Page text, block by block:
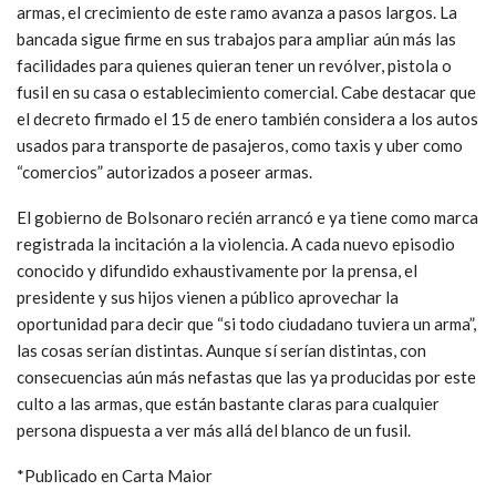
armas, el crecimiento de este ramo avanza a pasos largos. La
bancada sigue firme en sus trabajos para ampliar aún más las
facilidades para quienes quieran tener un revólver, pistola o
fusil en su casa o establecimiento comercial. Cabe destacar que
el decreto firmado el 15 de enero también considera a los autos
usados para transporte de pasajeros, como taxis y uber como
“comercios” autorizados a poseer armas.
El gobierno de Bolsonaro recién arrancó e ya tiene como marca
registrada la incitación a la violencia. A cada nuevo episodio
conocido y difundido exhaustivamente por la prensa, el
presidente y sus hijos vienen a público aprovechar la
oportunidad para decir que “si todo ciudadano tuviera un arma”,
las cosas serían distintas. Aunque sí serían distintas, con
consecuencias aún más nefastas que las ya producidas por este
culto a las armas, que están bastante claras para cualquier
persona dispuesta a ver más allá del blanco de un fusil.
*Publicado en Carta Maior